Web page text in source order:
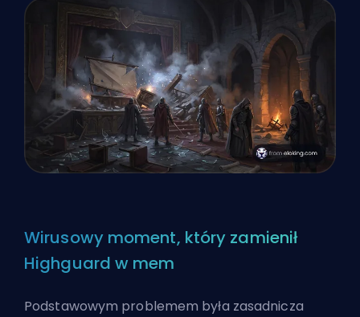
Wirusowy moment, który zamienił
Highguard w mem
Podstawowym problemem była zasadnicza